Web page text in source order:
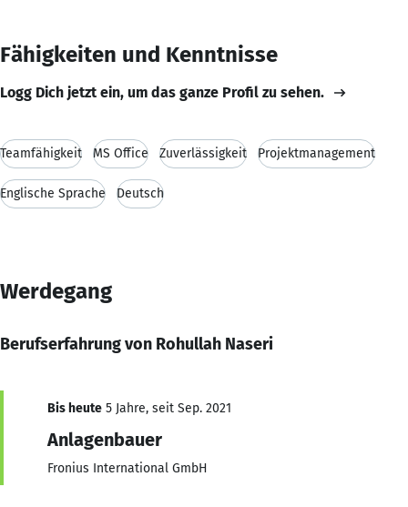
Fähigkeiten und Kenntnisse
Logg Dich jetzt ein, um das ganze Profil zu sehen.
Teamfähigkeit MS Office Zuverlässigkeit Projektmanagement
Englische Sprache Deutsch
Werdegang
Berufserfahrung von Rohullah Naseri
Bis heute 5 Jahre, seit Sep. 2021
Anlagenbauer
Fronius International GmbH